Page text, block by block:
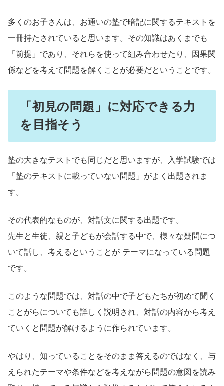
多くのお子さんは、お通いの塾で暗記に関するテキストを
一冊持たされていると思います。その知識はあくまでも
「前提」であり、それらを使って組み合わせたり、因果関
係などを考えて問題を解くことが必要だということです。
「初見の問題」に対応できる力
を目指そう
塾の大きなテストでも同じだと思いますが、入学試験では
「塾のテキストに載っていない問題」がよく出題されま
す。
その代表的なものが、対話文に関する出題です。
先生と生徒、親と子どもが会話する中で、様々な疑問につ
いて話し、考えるということが テーマになっている問題
です。
このような問題では、対話の中で子どもたちが初めて聞く
ことがらについても詳しく説明され、対話の内容から考え
ていくと問題が解けるように作られています。
やはり、知っていることをそのまま答えるのではなく、与
えられたテーマや条件などを考えながら問題の意図を読み